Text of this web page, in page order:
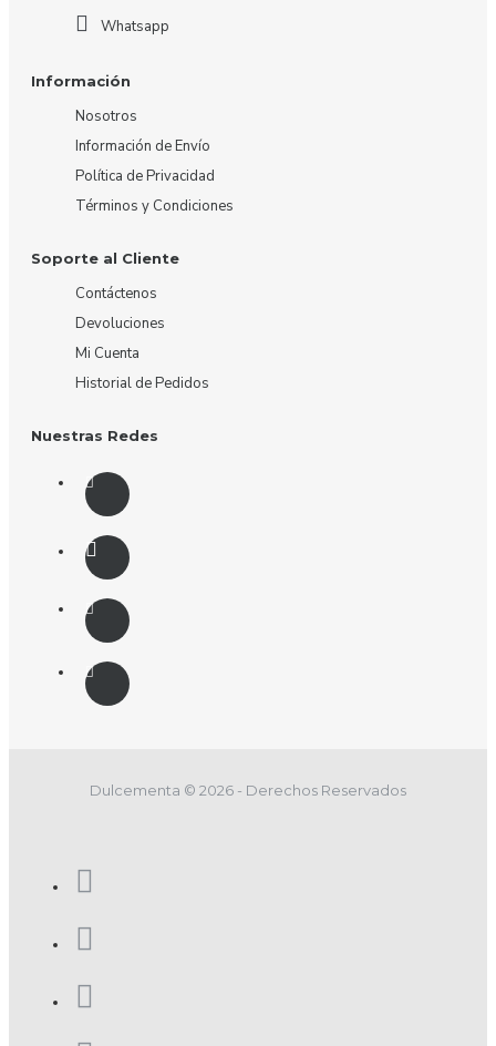
Whatsapp
Información
Nosotros
Información de Envío
Política de Privacidad
Términos y Condiciones
Soporte al Cliente
Contáctenos
Devoluciones
Mi Cuenta
Historial de Pedidos
Nuestras Redes
Dulcementa © 2026 - Derechos Reservados